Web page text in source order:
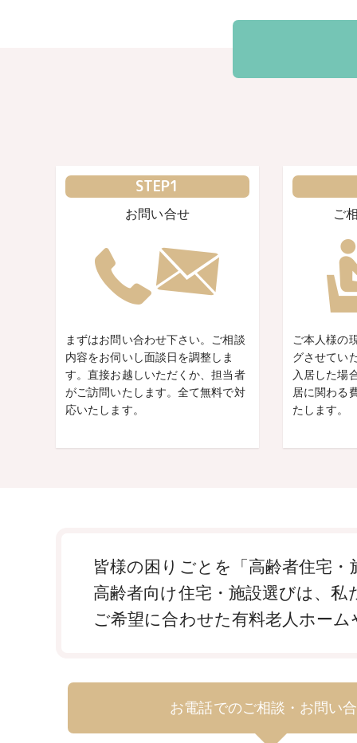
STEP1
お問い合せ
まずはお問い合わせ下さい。ご相談
内容をお伺いし面談日を調整しま
す。直接お越しいただくか、担当者
がご訪問いたします。全て無料で対
応いたします。
ご
ご本人様の
グさせてい
入居した場
居に関わる
たします。
皆様の困りごとを「高齢者住宅
高齢者向け住宅・施設選びは、
ご希望に合わせた有料老人ホー
お電話でのご相談・お問い